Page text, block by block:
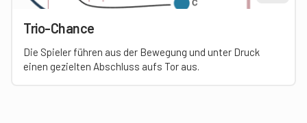
Trio-Chance
Die Spieler führen aus der Bewegung und unter Druck
einen gezielten Abschluss aufs Tor aus.